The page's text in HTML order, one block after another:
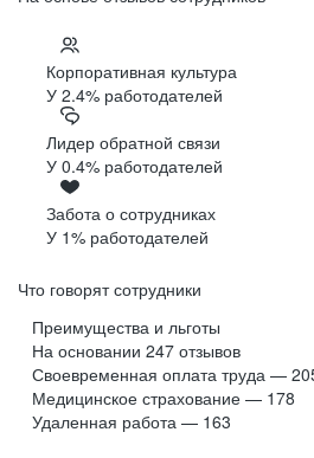
Корпоративная культура
У 2.4% работодателей
Лидер обратной связи
У 0.4% работодателей
Забота о сотрудниках
У 1% работодателей
Что говорят сотрудники
Преимущества и льготы
На основании 247 отзывов
Своевременная оплата труда —
Медицинское страхование — 178
Удаленная работа — 163